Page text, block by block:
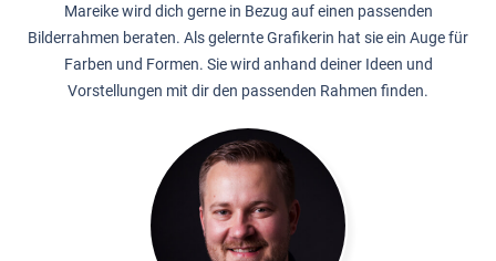
Mareike wird dich gerne in Bezug auf einen passenden
Bilderrahmen beraten. Als gelernte Grafikerin hat sie ein Auge für
Farben und Formen. Sie wird anhand deiner Ideen und
Vorstellungen mit dir den passenden Rahmen finden.